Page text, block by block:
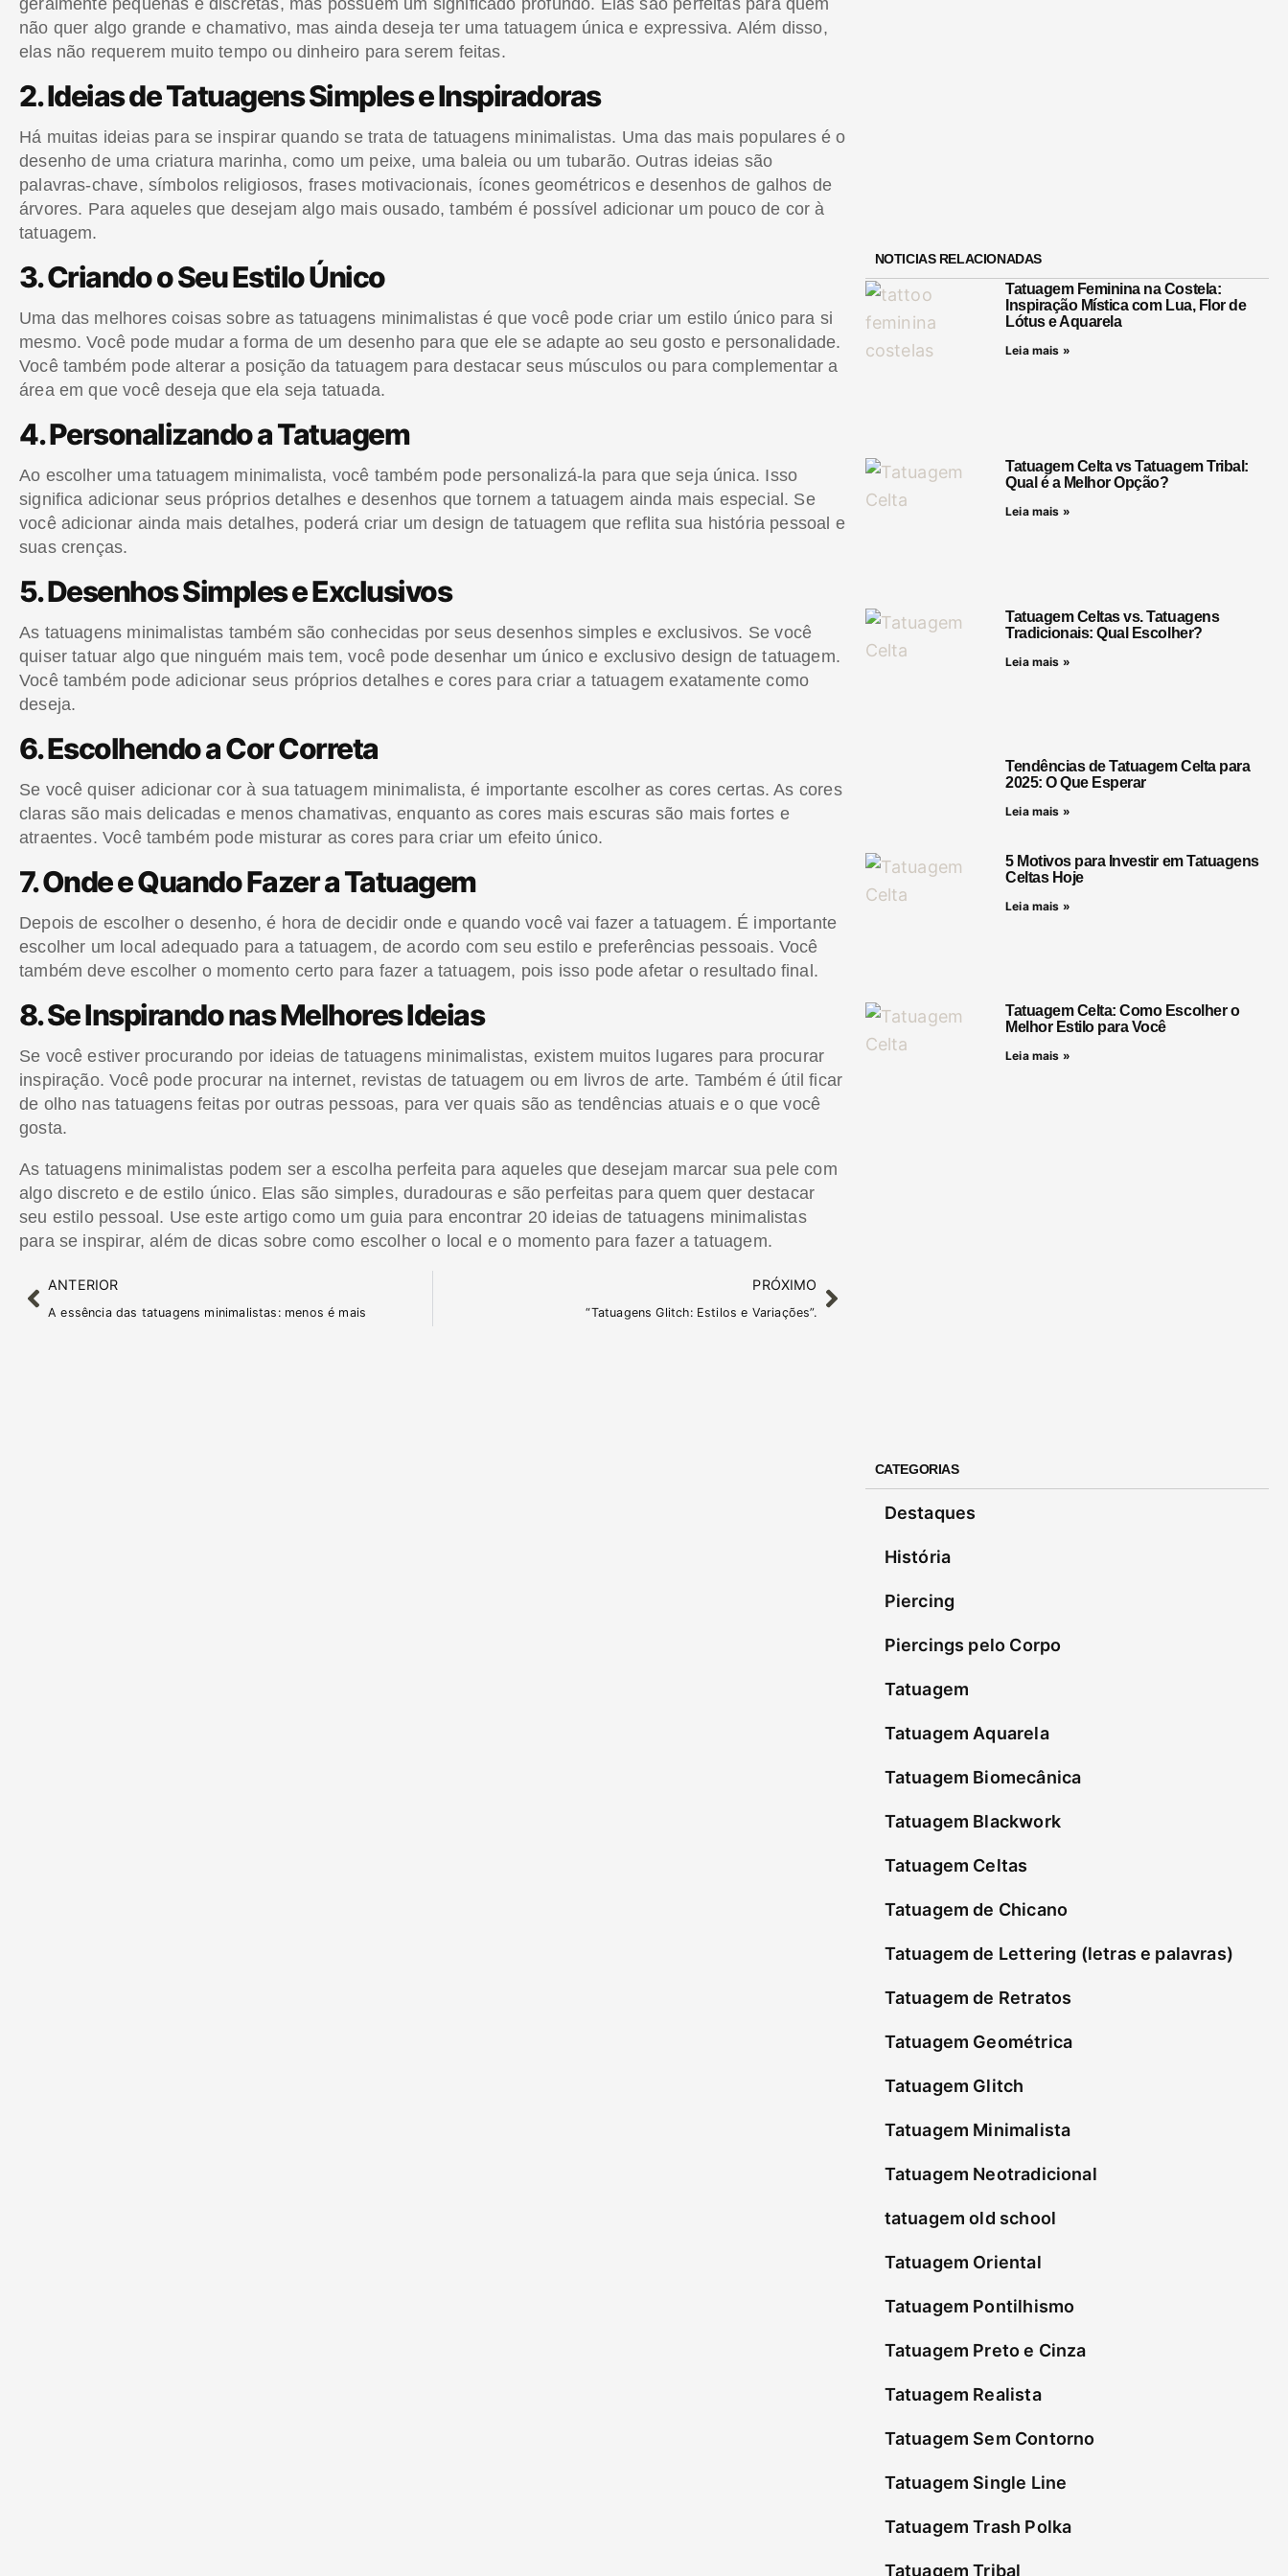
não quer algo grande e chamativo, mas ainda deseja ter uma tatuagem única e expressiva. Além disso,
elas não requerem muito tempo ou dinheiro para serem feitas.
2. Ideias de Tatuagens Simples e Inspiradoras
Há muitas ideias para se inspirar quando se trata de tatuagens minimalistas. Uma das mais populares é o
desenho de uma criatura marinha, como um peixe, uma baleia ou um tubarão. Outras ideias são
palavras-chave, símbolos religiosos, frases motivacionais, ícones geométricos e desenhos de galhos de
árvores. Para aqueles que desejam algo mais ousado, também é possível adicionar um pouco de cor à
tatuagem.
3. Criando o Seu Estilo Único
Uma das melhores coisas sobre as tatuagens minimalistas é que você pode criar um estilo único para si
mesmo. Você pode mudar a forma de um desenho para que ele se adapte ao seu gosto e personalidade.
Você também pode alterar a posição da tatuagem para destacar seus músculos ou para complementar a
área em que você deseja que ela seja tatuada.
4. Personalizando a Tatuagem
Ao escolher uma tatuagem minimalista, você também pode personalizá-la para que seja única. Isso
significa adicionar seus próprios detalhes e desenhos que tornem a tatuagem ainda mais especial. Se
você adicionar ainda mais detalhes, poderá criar um design de tatuagem que reflita sua história pessoal e
suas crenças.
5. Desenhos Simples e Exclusivos
As tatuagens minimalistas também são conhecidas por seus desenhos simples e exclusivos. Se você
quiser tatuar algo que ninguém mais tem, você pode desenhar um único e exclusivo design de tatuagem.
Você também pode adicionar seus próprios detalhes e cores para criar a tatuagem exatamente como
deseja.
6. Escolhendo a Cor Correta
Se você quiser adicionar cor à sua tatuagem minimalista, é importante escolher as cores certas. As cores
claras são mais delicadas e menos chamativas, enquanto as cores mais escuras são mais fortes e
atraentes. Você também pode misturar as cores para criar um efeito único.
7. Onde e Quando Fazer a Tatuagem
Depois de escolher o desenho, é hora de decidir onde e quando você vai fazer a tatuagem. É importante
escolher um local adequado para a tatuagem, de acordo com seu estilo e preferências pessoais. Você
também deve escolher o momento certo para fazer a tatuagem, pois isso pode afetar o resultado final.
8. Se Inspirando nas Melhores Ideias
Se você estiver procurando por ideias de tatuagens minimalistas, existem muitos lugares para procurar
inspiração. Você pode procurar na internet, revistas de tatuagem ou em livros de arte. Também é útil ficar
de olho nas tatuagens feitas por outras pessoas, para ver quais são as tendências atuais e o que você
gosta.
As tatuagens minimalistas podem ser a escolha perfeita para aqueles que desejam marcar sua pele com
algo discreto e de estilo único. Elas são simples, duradouras e são perfeitas para quem quer destacar
seu estilo pessoal. Use este artigo como um guia para encontrar 20 ideias de tatuagens minimalistas
para se inspirar, além de dicas sobre como escolher o local e o momento para fazer a tatuagem.
ANTERIOR
A essência das tatuagens minimalistas: menos é mais
PRÓXIMO
“Tatuagens Glitch: Estilos e Variações”.
NOTICIAS RELACIONADAS
Tatuagem Feminina na Costela:
Inspiração Mística com Lua, Flor de
Lótus e Aquarela
Leia mais »
Tatuagem Celta vs Tatuagem Tribal:
Qual é a Melhor Opção?
Leia mais »
Tatuagem Celtas vs. Tatuagens
Tradicionais: Qual Escolher?
Leia mais »
Tendências de Tatuagem Celta para
2025: O Que Esperar
Leia mais »
5 Motivos para Investir em Tatuagens
Celtas Hoje
Leia mais »
Tatuagem Celta: Como Escolher o
Melhor Estilo para Você
Leia mais »
CATEGORIAS
Destaques
História
Piercing
Piercings pelo Corpo
Tatuagem
Tatuagem Aquarela
Tatuagem Biomecânica
Tatuagem Blackwork
Tatuagem Celtas
Tatuagem de Chicano
Tatuagem de Lettering (letras e palavras)
Tatuagem de Retratos
Tatuagem Geométrica
Tatuagem Glitch
Tatuagem Minimalista
Tatuagem Neotradicional
tatuagem old school
Tatuagem Oriental
Tatuagem Pontilhismo
Tatuagem Preto e Cinza
Tatuagem Realista
Tatuagem Sem Contorno
Tatuagem Single Line
Tatuagem Trash Polka
Tatuagem Tribal